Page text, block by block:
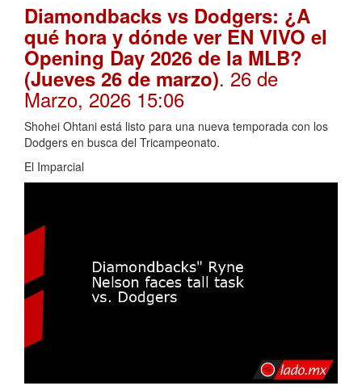
Diamondbacks vs Dodgers: ¿A
qué hora y dónde ver EN VIVO el
Opening Day 2026 de la MLB?
(Jueves 26 de marzo). 26 de
Marzo, 2026 15:06
Shohei Ohtani está listo para una nueva temporada con los
Dodgers en busca del Tricampeonato.
El Imparcial